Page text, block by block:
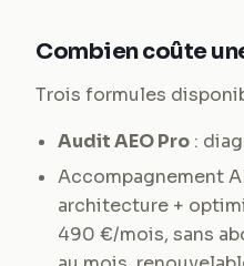
Combien coûte
Trois formules
Audit AEO Pro :
Accompagnement
architecture +
490 €/mois, sans